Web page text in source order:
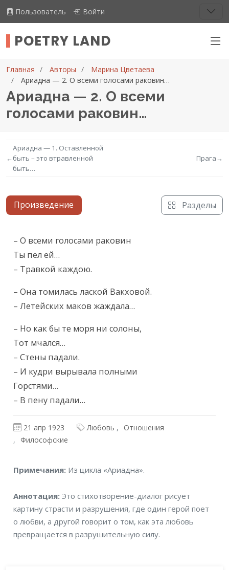
Пользователь Войти
POETRY LAND
Главная Авторы
Марина Цветаева
Ариадна — 2. О всеми голосами раковин…
Ариадна — 2. О всеми
голосами раковин…
←
Ариадна — 1. Оставленной
быть – это втравленной
быть…
Прага→
Произведение Разделы
Текст произведения
– О всеми голосами раковин
Ты пел ей…
– Травкой каждою.
– Она томилась лаской Вакховой.
– Летейских маков жаждала…
– Но как бы те моря ни солоны,
Тот мчался…
– Стены падали.
– И кудри вырывала полными
Горстями…
– В пену падали…
21 апр 1923 Любовь
Отношения
Философские
Примечания
Примечания: Из цикла «Ариадна».
Аннотация
Аннотация:Это стихотворение-диалог рисует
картину страсти и разрушения, где один герой поет
о любви, а другой говорит о том, как эта любовь
превращается в разрушительную силу.